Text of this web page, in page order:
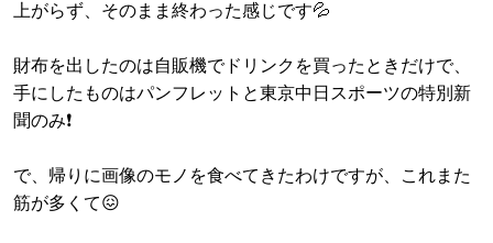
上がらず、そのまま終わった感じです💦
財布を出したのは自販機でドリンクを買ったときだけで、
手にしたものはパンフレットと東京中日スポーツの特別新
聞のみ❗
で、帰りに画像のモノを食べてきたわけですが、これまた
筋が多くて😖